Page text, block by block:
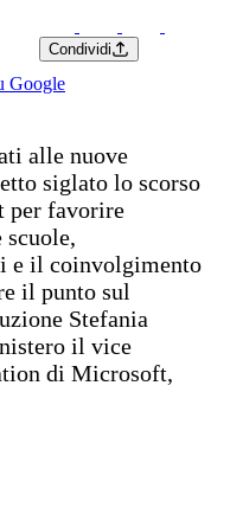
Condividi
Google
alle nuove
siglato lo scorso
per favorire
e il coinvolgimento
il punto sul
Stefania
il vice
di Microsoft,